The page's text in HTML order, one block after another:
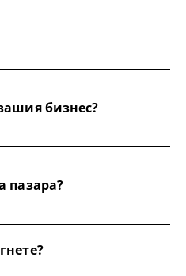
бизнес?
пазара?